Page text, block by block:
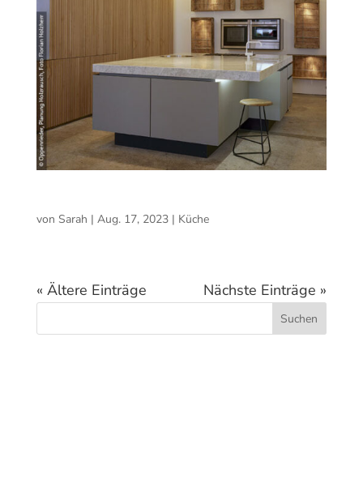
von Sarah | Aug. 17, 2023| Küche
« Ältere Einträge Nächste Einträge »
Suchen